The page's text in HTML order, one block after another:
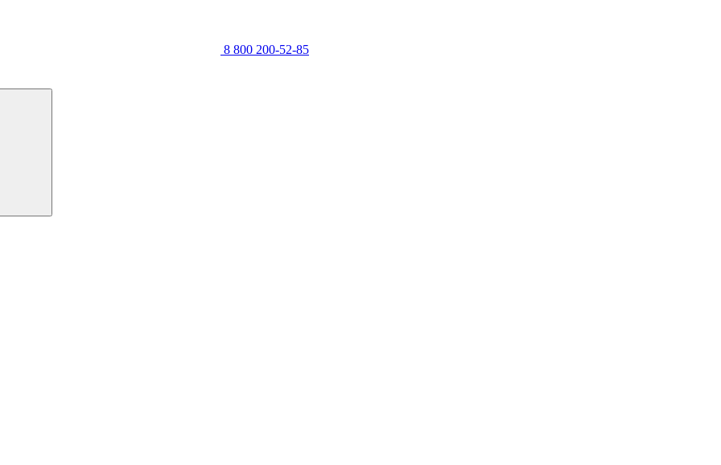
8 800 200-52-85